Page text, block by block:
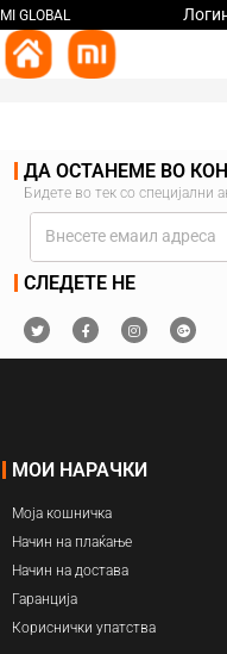
MI GLOBAL
ДА ОСТАНЕМЕ ВО
Бидете во тек со специјални
СЛЕДЕТЕ НЕ
МОИ НАРАЧКИ
Моја кошничка
Начин на плаќање
Начин на достава
Гаранција
Кориснички упатства